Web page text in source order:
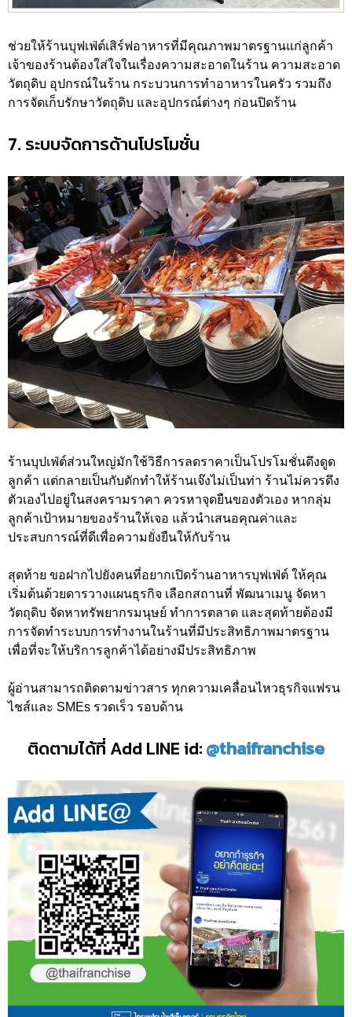
ช่วยให้ร้านบุฟเฟ่ต์เสิร์ฟอาหารที่มีคุณภาพมาตรฐานแก่ลูกค้า
เจ้าของร้านต้องใส่ใจในเรื่องความสะอาดในร้าน ความสะอาด
วัตถุดิบ อุปกรณ์ในร้าน กระบวนการทำอาหารในครัว รวมถึง
การจัดเก็บรักษาวัตถุดิบ และอุปกรณ์ต่างๆ ก่อนปิดร้าน
7. ระบบจัดการด้านโปรโมชั่น
ร้านบุปเฟ่ต์ส่วนใหญ่มักใช้วิธีการลดราคาเป็นโปรโมชั่นดึงดูด
ลูกค้า แต่กลายเป็นกับดักทำให้ร้านเจ๊งไม่เป็นท่า ร้านไม่ควรดึง
ตัวเองไปอยู่ในสงครามราคา ควรหาจุดยืนของตัวเอง หากลุ่ม
ลูกค้าเป้าหมายของร้านให้เจอ แล้วนำเสนอคุณค่าและ
ประสบการณ์ที่ดีเพื่อความยั่งยืนให้กับร้าน
สุดท้าย ขอฝากไปยังคนที่อยากเปิดร้านอาหารบุฟเฟ่ต์ ให้คุณ
เริ่มต้นด้วยดารวางแผนธุรกิจ เลือกสถานที่ พัฒนาเมนู จัดหา
วัตถุดิบ จัดหาทรัพยากรมนุษย์ ทำการตลาด และสุดท้ายต้องมี
การจัดทำระบบการทำงานในร้านที่มีประสิทธิภาพมาตรฐาน
เพื่อที่จะให้บริการลูกค้าได้อย่างมีประสิทธิภาพ
ผู้อ่านสามารถติดตามข่าวสาร ทุกความเคลื่อนไหวธุรกิจแฟรน
ไชส์และ SMEs รวดเร็ว รอบด้าน
ติดตามได้ที่ Add LINE id:@thaifranchise